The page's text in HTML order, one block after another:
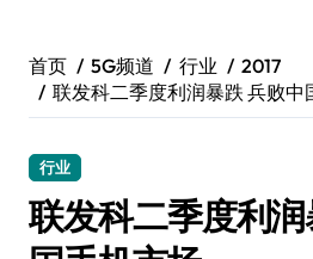
首页 5G频道 行业
2017
联发科二季度利润暴跌 兵败中
行业
联发科二季度利